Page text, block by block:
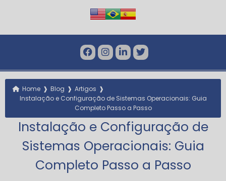
Home ❱ Blog ❱ Artigos ❱
Instalação e Configuração de Sistemas Operacionais: Guia
Completo Passo a Passo
Instalação e Configuração de
Sistemas Operacionais: Guia
Completo Passo a Passo